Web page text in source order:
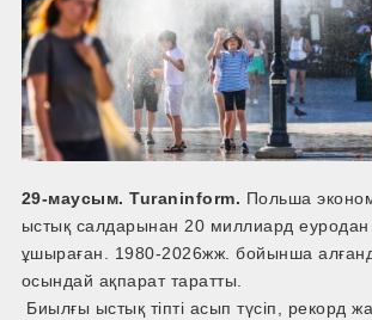
29-маусым. Turaninform. Польша
ыстық салдарынан 20 миллиард
ұшыраған. 1980-2026жж. бойынша
осындай ақпарат таратты.
Биылғы ыстық тіпті асып түсіп, рекорд